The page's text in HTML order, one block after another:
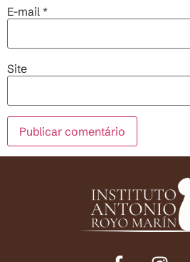
E-mail *
Site